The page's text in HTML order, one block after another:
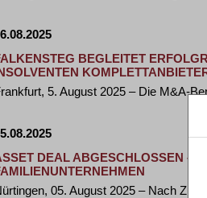
BEGLEITET
5. August 2025 – Die M&A-
DEAL ABGESCHLOSSEN –
05. August 2025 – Nach